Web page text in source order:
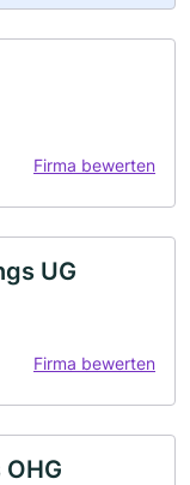
Firma bewerten
UG
Firma bewerten